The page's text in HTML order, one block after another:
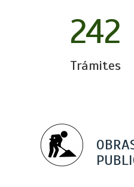
242
Trámites